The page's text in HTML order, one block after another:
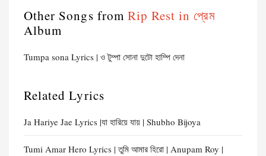
Other Songs from Rip Rest in প্রেম
Album
Tumpa sona Lyrics | ও টুম্পা সোনা দুটো হাম্পি দেনা
Related Lyrics
Ja Hariye Jae Lyrics |যা হারিয়ে যায় | Shubho Bijoya
Tumi Amar Hero Lyrics | তুমি আমার হিরো | Anupam Roy |